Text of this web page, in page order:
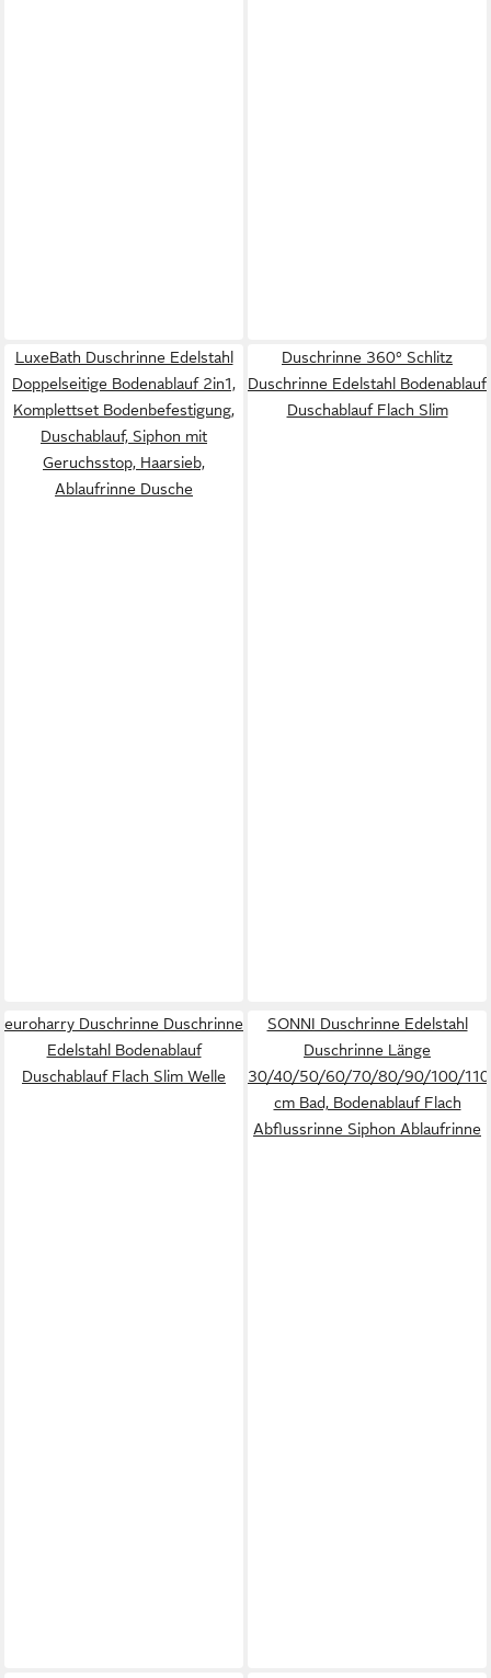
LuxeBath Duschrinne Edelstahl
Doppelseitige Bodenablauf 2in1,
Komplettset Bodenbefestigung,
Duschablauf, Siphon mit
Geruchsstop, Haarsieb,
Ablaufrinne Dusche
Duschrinne 360° Schlitz
Duschrinne Edelstahl Bodenablauf
Duschablauf Flach Slim
euroharry Duschrinne Duschrinne
Edelstahl Bodenablauf
Duschablauf Flach Slim Welle
SONNI Duschrinne Edelstahl
Duschrinne Länge
30/40/50/60/70/80/90/100/
cm Bad, Bodenablauf Flach
Abflussrinne Siphon Ablaufrinne